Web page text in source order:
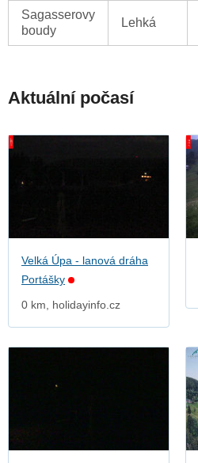
Sagasserovy
boudy
Lehká
Aktuální počasí
Velká Úpa - lanová dráha
Portášky
0 km, holidayinfo.cz